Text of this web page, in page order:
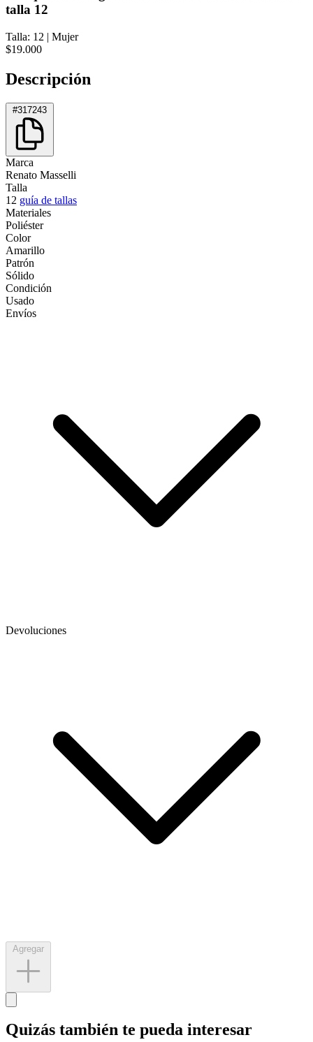
talla 12
Talla: 12 | Mujer
$19.000
Descripción
#317243
Marca
Renato Masselli
Talla
12 guía de tallas
Materiales
Poliéster
Color
Amarillo
Patrón
Sólido
Condición
Usado
Envíos
Devoluciones
Quizás también te pueda interesar